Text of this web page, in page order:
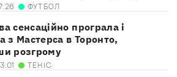
ФУТБОЛ
сенсаційно програла і
з Мастерса в Торонто,
розгрому
ТЕНІС